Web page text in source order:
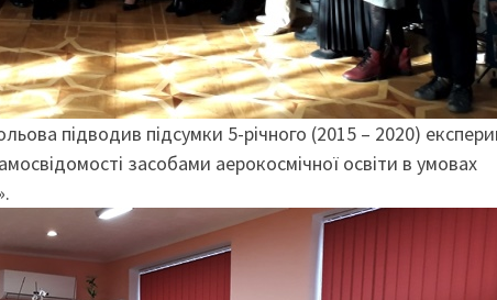
підводив підсумки 5-річного (2015 – 2020)
засобами аерокосмічної освіти в умовах